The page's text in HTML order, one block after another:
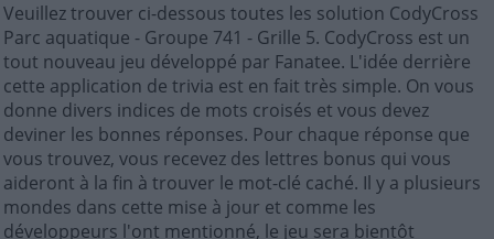
Veuillez trouver ci-dessous toutes les solution CodyCross
Parc aquatique - Groupe 741 - Grille 5. CodyCross est un
tout nouveau jeu développé par Fanatee. L'idée derrière
cette application de trivia est en fait très simple. On vous
donne divers indices de mots croisés et vous devez
deviner les bonnes réponses. Pour chaque réponse que
vous trouvez, vous recevez des lettres bonus qui vous
aideront à la fin à trouver le mot-clé caché. Il y a plusieurs
mondes dans cette mise à jour et comme les
développeurs l'ont mentionné, le jeu sera bientôt